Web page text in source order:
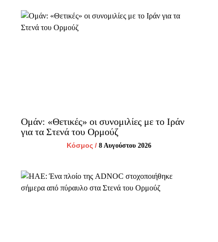
Ομάν: «Θετικές» οι συνομιλίες με το Ιράν
για τα Στενά του Ορμούζ
Κόσμος / 8 Αυγούστου 2026